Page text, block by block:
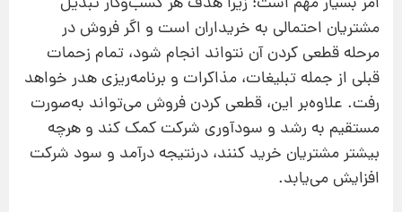
مشتریان احتمالی به خریداران است و اگر فروش در
مرحله قطعی کردن آن نتواند انجام شود، تمام زحمات
قبلی از جمله تبلیغات، مذاکرات و برنامه‌ریزی هدر خواهد
رفت. علاوه‌بر این، قطعی کردن فروش می‌تواند به‌صورت
مستقیم به رشد و سودآوری شرکت کمک کند و هرچه
بیشتر مشتریان خرید کنند، درنتیجه درآمد و سود شرکت
افزایش می‌یابد.